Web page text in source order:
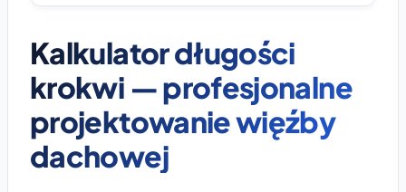
Kalkulator długości
krokwi — profesjonalne
projektowanie więźby
dachowej